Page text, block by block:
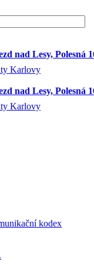
nad Lesy, Polesná
Karlovy
nad Lesy, Polesná
Karlovy
kodex